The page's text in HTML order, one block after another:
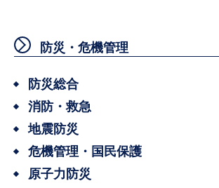
防災・危機管理
防災総合
消防・救急
地震防災
危機管理・国民保護
原子力防災